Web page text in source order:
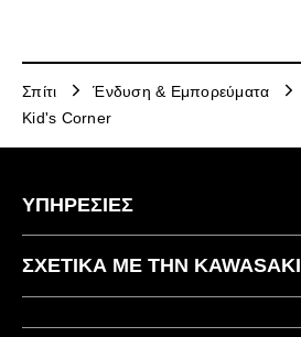
Σπίτι Ένδυση & Εμπορεύματα
Kid's Corner
ΥΠΗΡΕΣΙΕΣ
Επικοινωνήστε μαζί μας
ΣΧΕΤΙΚΆ ΜΕ ΤΗΝ KAWASAKI
Εταιρεία